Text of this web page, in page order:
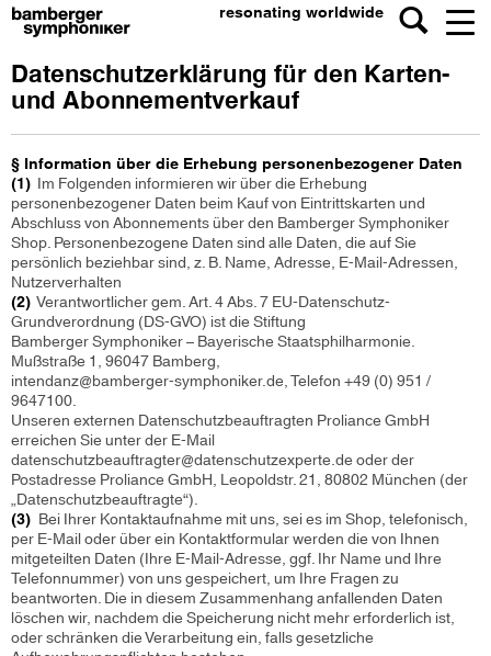
resonating worldwide
Datenschutzerklärung für den Karten-
und Abonnementverkauf
§ Information über die Erhebung personenbezogener Daten
(1) Im Folgenden informieren wir über die Erhebung
personenbezogener Daten beim Kauf von Eintrittskarten und
Abschluss von Abonnements über den Bamberger Symphoniker
Shop. Personenbezogene Daten sind alle Daten, die auf Sie
persönlich beziehbar sind, z. B. Name, Adresse, E-Mail-Adressen,
Nutzerverhalten
(2)Verantwortlicher gem. Art. 4 Abs. 7 EU-Datenschutz-
Grundverordnung (DS-GVO) ist die Stiftung
Bamberger Symphoniker – Bayerische Staatsphilharmonie.
Mußstraße 1, 96047 Bamberg,
intendanz@bamberger-symphoniker.de, Telefon +49 (0) 951 /
9647100.
Unseren externen Datenschutzbeauftragten Proliance GmbH
erreichen Sie unter der E-Mail
datenschutzbeauftragter@datenschutzexperte.de oder der
Postadresse Proliance GmbH, Leopoldstr. 21, 80802 München (der
„Datenschutzbeauftragte“).
(3) Bei Ihrer Kontaktaufnahme mit uns, sei es im Shop, telefonisch,
per E-Mail oder über ein Kontaktformular werden die von Ihnen
mitgeteilten Daten (Ihre E-Mail-Adresse, ggf. Ihr Name und Ihre
Telefonnummer) von uns gespeichert, um Ihre Fragen zu
beantworten. Die in diesem Zusammenhang anfallenden Daten
löschen wir, nachdem die Speicherung nicht mehr erforderlich ist,
oder schränken die Verarbeitung ein, falls gesetzliche